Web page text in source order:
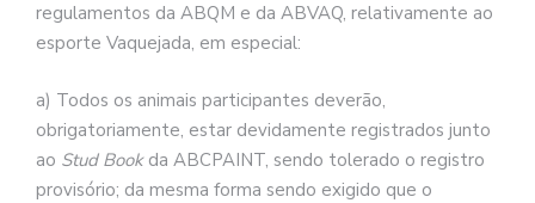
regulamentos da ABQM e da ABVAQ, relativamente ao
esporte Vaquejada, em especial:
a) Todos os animais participantes deverão,
obrigatoriamente, estar devidamente registrados junto
ao Stud Bookda ABCPAINT, sendo tolerado o registro
provisório; da mesma forma sendo exigido que o